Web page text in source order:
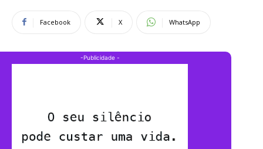
Facebook X WhatsApp
-Publicidade -